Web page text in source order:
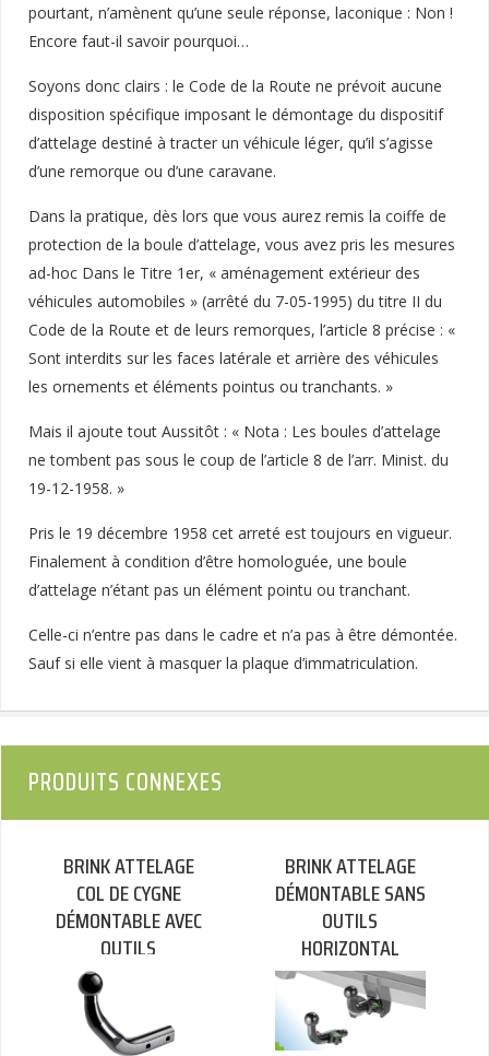
pourtant, n’amènent qu’une seule réponse, laconique : Non !
Encore faut-il savoir pourquoi…
Soyons donc clairs : le Code de la Route ne prévoit aucune
disposition spécifique imposant le démontage du dispositif
d’attelage destiné à tracter un véhicule léger, qu’il s’agisse
d’une remorque ou d’une caravane.
Dans la pratique, dès lors que vous aurez remis la coiffe de
protection de la boule d’attelage, vous avez pris les mesures
ad-hoc Dans le Titre 1er, « aménagement extérieur des
véhicules automobiles » (arrêté du 7-05-1995) du titre II du
Code de la Route et de leurs remorques, l’article 8 précise : «
Sont interdits sur les faces latérale et arrière des véhicules
les ornements et éléments pointus ou tranchants. »
Mais il ajoute tout Aussitôt : « Nota : Les boules d’attelage
ne tombent pas sous le coup de l’article 8 de l’arr. Minist. du
19-12-1958. »
Pris le 19 décembre 1958 cet arreté est toujours en vigueur.
Finalement à condition d’être homologuée, une boule
d’attelage n’étant pas un élément pointu ou tranchant.
Celle-ci n’entre pas dans le cadre et n’a pas à être démontée.
Sauf si elle vient à masquer la plaque d’immatriculation.
PRODUITS CONNEXES
BRINK ATTELAGE
COL DE CYGNE
DÉMONTABLE AVEC
OUTILS
BRINK ATTELAGE
DÉMONTABLE SANS
OUTILS
HORIZONTAL